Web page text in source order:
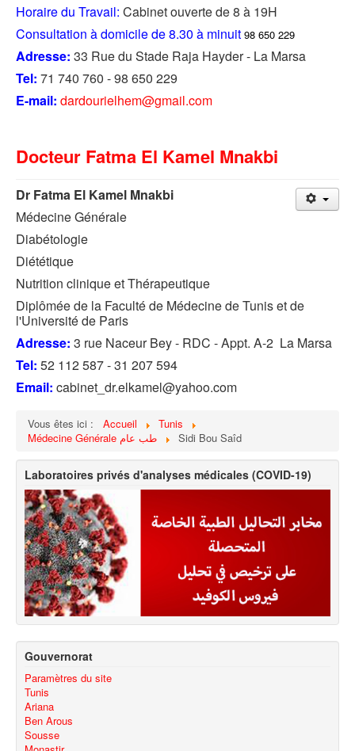
Horaire du Travail: Cabinet ouverte de 8 à 19H
Consultation à domicile de 8.30 à minuit 98 650 229
Adresse: 33 Rue du Stade Raja Hayder - La Marsa
Tel: 71 740 760 - 98 650 229
E-mail: dardourielhem@gmail.com
Docteur Fatma El Kamel Mnakbi
Dr Fatma El Kamel Mnakbi
Médecine Générale
Diabétologie
Diététique
Nutrition clinique et Thérapeutique
Diplômée de la Faculté de Médecine de Tunis et de
l'Université de Paris
Adresse: 3 rue Naceur Bey - RDC - Appt. A-2 La Marsa
Tel: 52 112 587 - 31 207 594
Email: cabinet_dr.elkamel@yahoo.com
Vous êtes ici : Accueil
Tunis
Sidi Bou Saîd
Laboratoires privés d'analyses médicales (COVID-19)
Gouvernorat
Paramètres du site
Tunis
Ariana
Ben Arous
Sousse